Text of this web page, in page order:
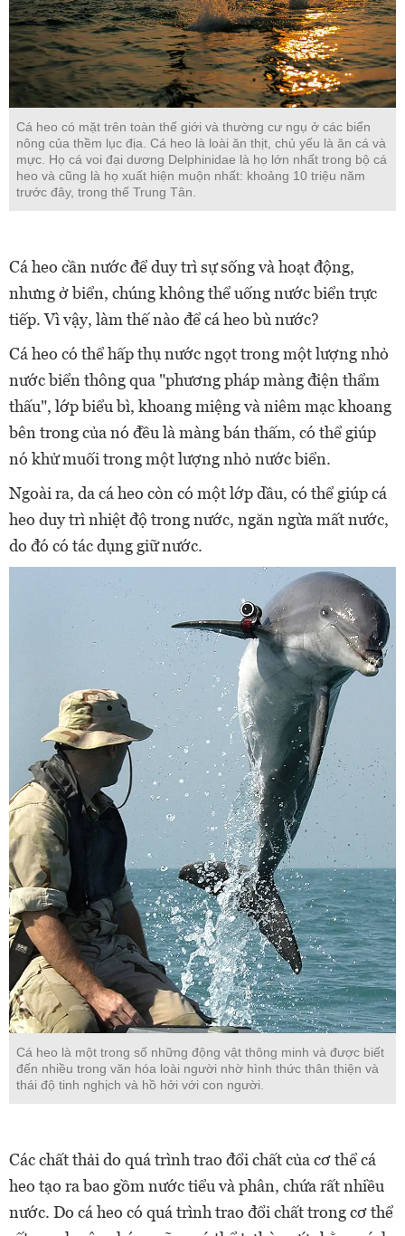
Cá heo có mặt trên toàn thế giới và thường cư ngụ ở các biển
nông của thềm lục địa. Cá heo là loài ăn thịt, chủ yếu là ăn cá và
mực. Họ cá voi đại dương Delphinidae là họ lớn nhất trong bộ cá
heo và cũng là họ xuất hiện muộn nhất: khoảng 10 triệu năm
trước đây, trong thế Trung Tân.
Cá heo cần nước để duy trì sự sống và hoạt động,
nhưng ở biển, chúng không thể uống nước biển trực
tiếp. Vì vậy, làm thế nào để cá heo bù nước?
Cá heo có thể hấp thụ nước ngọt trong một lượng nhỏ
nước biển thông qua "phương pháp màng điện thẩm
thấu", lớp biểu bì, khoang miệng và niêm mạc khoang
bên trong của nó đều là màng bán thấm, có thể giúp
nó khử muối trong một lượng nhỏ nước biển.
Ngoài ra, da cá heo còn có một lớp dầu, có thể giúp cá
heo duy trì nhiệt độ trong nước, ngăn ngừa mất nước,
do đó có tác dụng giữ nước.
Cá heo là một trong số những động vật thông minh và được biết
đến nhiều trong văn hóa loài người nhờ hình thức thân thiện và
thái độ tinh nghịch và hồ hởi với con người.
Các chất thải do quá trình trao đổi chất của cơ thể cá
heo tạo ra bao gồm nước tiểu và phân, chứa rất nhiều
nước. Do cá heo có quá trình trao đổi chất trong cơ thể